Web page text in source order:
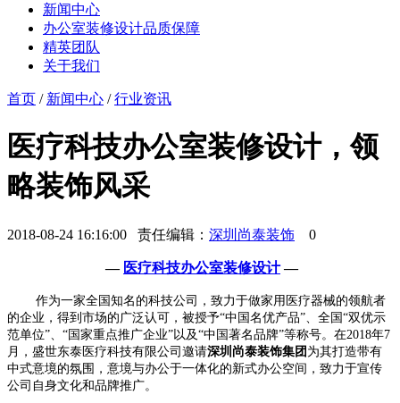
新闻中心
办公室装修设计品质保障
精英团队
关于我们
首页 / 新闻中心 /行业资讯
医疗科技办公室装修设计，领
略装饰风采
2018-08-24 16:16:00 责任编辑： 深圳尚泰装饰 0
— 医疗科技办公室装修设计—
作为一家全国知名的科技公司，致力于做家用医疗器械的领航者
的企业，得到市场的广泛认可，被授予“中国名优产品”、全国“双优示
范单位”、“国家重点推广企业”以及“中国著名品牌”等称号。在2018年7
月，盛世东泰医疗科技有限公司邀请深圳尚泰装饰集团 为其打造带有
中式意境的氛围，意境与办公于一体化的新式办公空间，致力于宣传
公司自身文化和品牌推广。